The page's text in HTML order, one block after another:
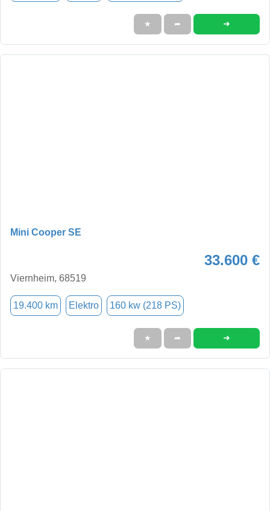
★ ➦ ➜
Mini Cooper SE
33.600 €
Viernheim, 68519
19.400 km Elektro 160 kw (218 PS)
★ ➦ ➜